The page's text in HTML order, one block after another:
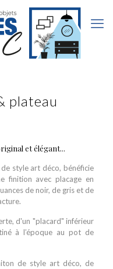
plateau
et élégant...
style art déco, bénéficie
finition avec placage en
de noir, de gris et de
d'un "placard" inférieur
à l’époque au pot de
de style art déco, de